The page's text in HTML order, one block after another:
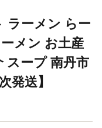
ラーメン らー
メン お土産
スープ 南丹市
発送】